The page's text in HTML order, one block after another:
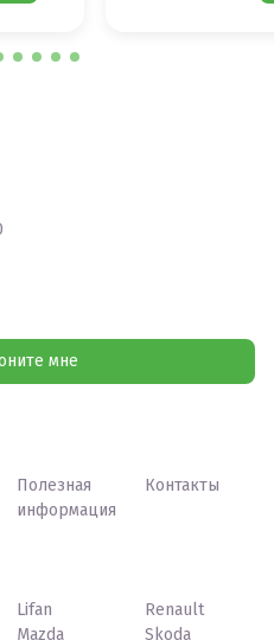
мне
Полезная
информация
Контакты
Lifan
Mazda
Renault
Skoda